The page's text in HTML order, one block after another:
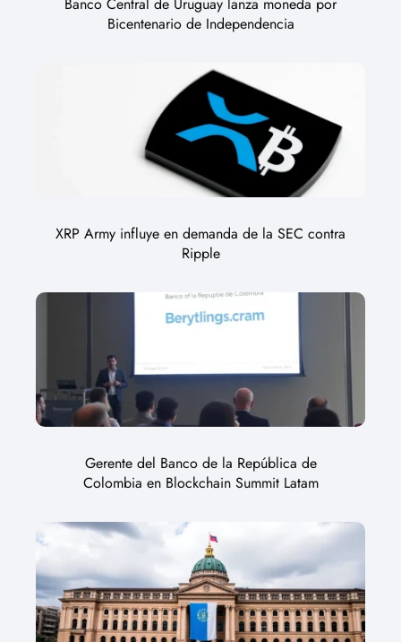
Bicentenario de Independencia
XRP Army influye en demanda de la SEC contra
Ripple
Gerente del Banco de la República de
Colombia en Blockchain Summit Latam